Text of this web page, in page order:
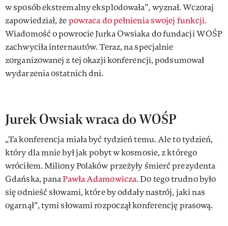
w sposób ekstremalny eksplodowała”, wyznał. Wczoraj
zapowiedział, żepowraca do pełnienia swojej funkcji.
Wiadomość o powrocie Jurka Owsiaka do fundacji WOŚP
zachwyciła internautów. Teraz, na specjalnie
zorganizowanej z tej okazji konferencji, podsumował
wydarzenia ostatnich dni.
Jurek Owsiak wraca do WOŚP
„Ta konferencja miała być tydzień temu. Ale to tydzień,
który dla mnie był jak pobyt w kosmosie, z którego
wróciłem. Miliony Polaków przeżyły śmierć prezydenta
Gdańska, panaPawła Adamowicza. Do tego trudno było
się odnieść słowami, które by oddały nastrój, jaki nas
ogarnął”, tymi słowami rozpoczął konferencję prasową.